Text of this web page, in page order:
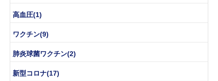
高血圧(1)
ワクチン(9)
肺炎球菌ワクチン(2)
新型コロナ(17)